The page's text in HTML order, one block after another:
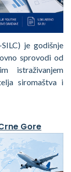
je godišnje
sprovodi od
istraživanjem
siromaštva i
Gore